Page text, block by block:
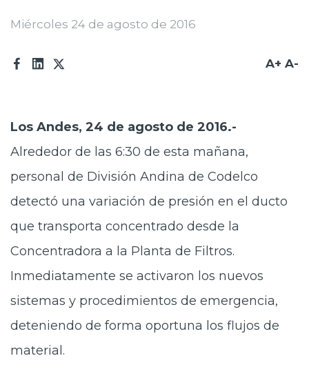
Trabaja en Codelco
Transparencia activa
Acceso trabajadores/as
Miércoles 24 de agosto de 2016
A+ A-
Los Andes, 24 de agosto de 2016.-
Alrededor de las 6:30 de esta mañana,
personal de División Andina de Codelco
detectó una variación de presión en el ducto
que transporta concentrado desde la
Concentradora a la Planta de Filtros.
Inmediatamente se activaron los nuevos
sistemas y procedimientos de emergencia,
deteniendo de forma oportuna los flujos de
material.